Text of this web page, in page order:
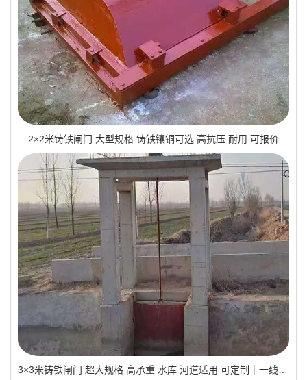
2×2米铸铁闸门 大型规格 铸铁镶铜可选 高抗压 耐用 可报价